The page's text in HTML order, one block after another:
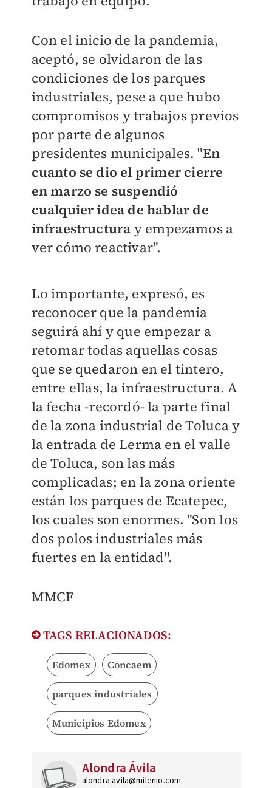
Con el inicio de la pandemia,
aceptó, se olvidaron de las
condiciones de los parques
industriales, pese a que hubo
compromisos y trabajos previos
por parte de algunos
presidentes municipales. "En
cuanto se dio el primer cierre
en marzo se suspendió
cualquier idea de hablar de
infraestructura y empezamos a
ver cómo reactivar".
Lo importante, expresó, es
reconocer que la pandemia
seguirá ahí y que empezar a
retomar todas aquellas cosas
que se quedaron en el tintero,
entre ellas, la infraestructura. A
la fecha -recordó- la parte final
de la zona industrial de Toluca y
la entrada de Lerma en el valle
de Toluca, son las más
complicadas; en la zona oriente
están los parques de Ecatepec,
los cuales son enormes. "Son los
dos polos industriales más
fuertes en la entidad".
MMCF
TAGS RELACIONADOS:
Edomex Concaem
parques industriales
Municipios Edomex
Alondra Ávila
alondra.avila@milenio.com